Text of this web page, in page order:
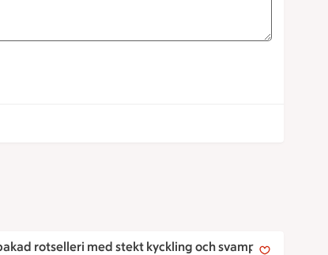
rotselleri med stekt kyckling och svamp
rotselleri med stekt kyckling och svamp